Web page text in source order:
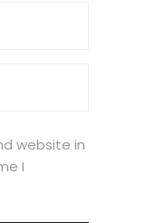
website in
I